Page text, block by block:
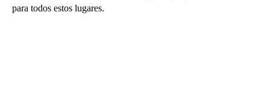
para todos estos lugares.